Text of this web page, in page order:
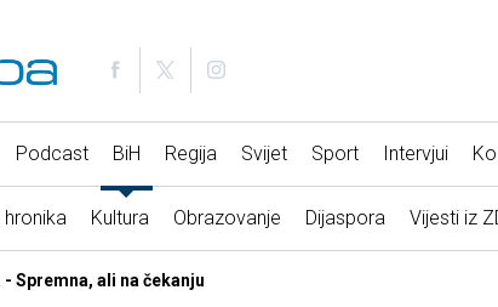
Podcast BiH Regija Svijet Sport Intervjui
hronika Kultura Obrazovanje Dijaspora Vijesti iz
Spremna, ali na čekanju